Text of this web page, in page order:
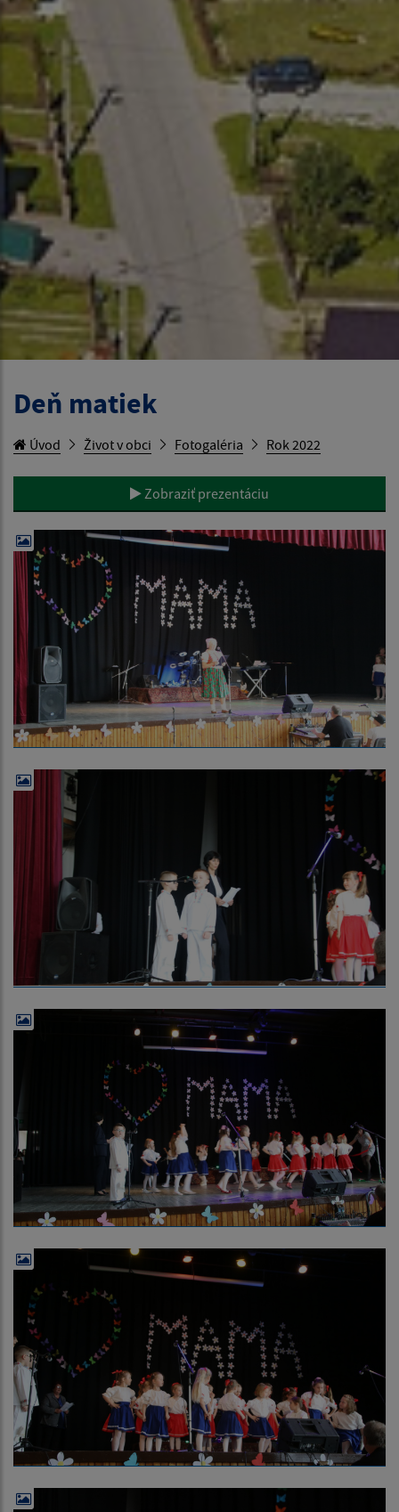
Deň matiek
Úvod Život v obci Fotogaléria Rok 2022
Zobraziť prezentáciu